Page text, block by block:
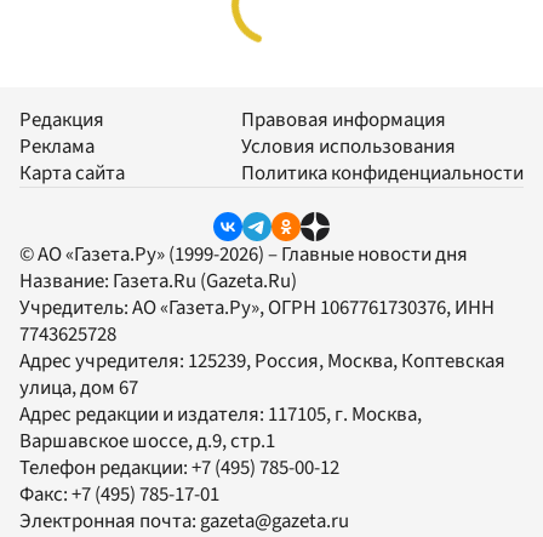
Редакция
Реклама
Карта сайта
Правовая информация
Условия использования
Политика конфиденциальности
© АО «Газета.Ру» (1999-2026) – Главные новости дня
Название: Газета.Ru (Gazeta.Ru)
Учредитель:АО «Газета.Ру», ОГРН 1067761730376, ИНН
7743625728
Адрес учредителя: 125239, Россия, Москва, Коптевская
улица, дом 67
Адрес редакции и издателя: 117105, г. Москва,
Варшавское шоссе, д.9, стр.1
Телефон редакции:+7 (495) 785-00-12
Факс:+7 (495) 785-17-01
Электронная почта: gazeta@gazeta.ru